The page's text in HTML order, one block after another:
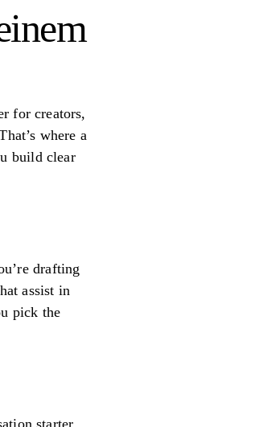
for creators,
where a
build clear
drafting
assist in
pick the
starter